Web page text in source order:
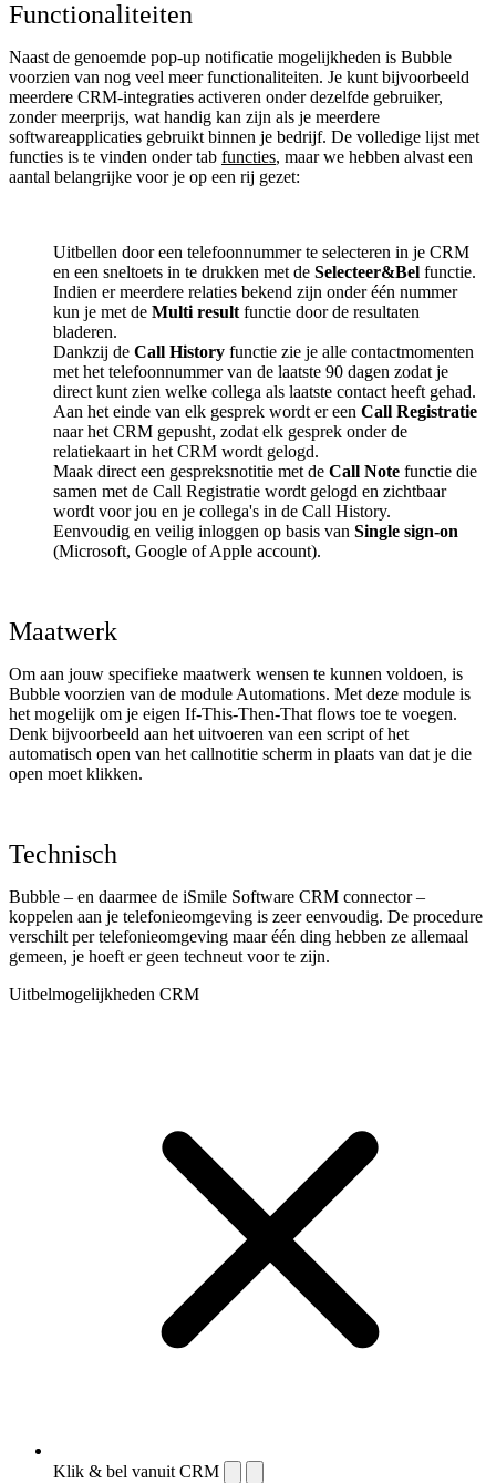
Functionaliteiten
Naast de genoemde pop-up notificatie mogelijkheden is Bubble
voorzien van nog veel meer functionaliteiten. Je kunt bijvoorbeeld
meerdere CRM-integraties activeren onder dezelfde gebruiker,
zonder meerprijs, wat handig kan zijn als je meerdere
softwareapplicaties gebruikt binnen je bedrijf. De volledige lijst met
functies is te vinden onder tab functies, maar we hebben alvast een
aantal belangrijke voor je op een rij gezet:
Uitbellen door een telefoonnummer te selecteren in je CRM
en een sneltoets in te drukken met de Selecteer&Bel functie.
Indien er meerdere relaties bekend zijn onder één nummer
kun je met de Multi result functie door de resultaten
bladeren.
Dankzij de Call History functie zie je alle contactmomenten
met het telefoonnummer van de laatste 90 dagen zodat je
direct kunt zien welke collega als laatste contact heeft gehad.
Aan het einde van elk gesprek wordt er een Call Registratie
naar het CRM gepusht, zodat elk gesprek onder de
relatiekaart in het CRM wordt gelogd.
Maak direct een gespreksnotitie met de Call Note functie die
samen met de Call Registratie wordt gelogd en zichtbaar
wordt voor jou en je collega's in de Call History.
Eenvoudig en veilig inloggen op basis van Single sign-on
(Microsoft, Google of Apple account).
Maatwerk
Om aan jouw specifieke maatwerk wensen te kunnen voldoen, is
Bubble voorzien van de module Automations. Met deze module is
het mogelijk om je eigen If-This-Then-That flows toe te voegen.
Denk bijvoorbeeld aan het uitvoeren van een script of het
automatisch open van het callnotitie scherm in plaats van dat je die
open moet klikken.
Technisch
Bubble – en daarmee de iSmile Software CRM connector –
koppelen aan je telefonieomgeving is zeer eenvoudig. De procedure
verschilt per telefonieomgeving maar één ding hebben ze allemaal
gemeen, je hoeft er geen techneut voor te zijn.
Uitbelmogelijkheden CRM
Klik & bel vanuit CRM